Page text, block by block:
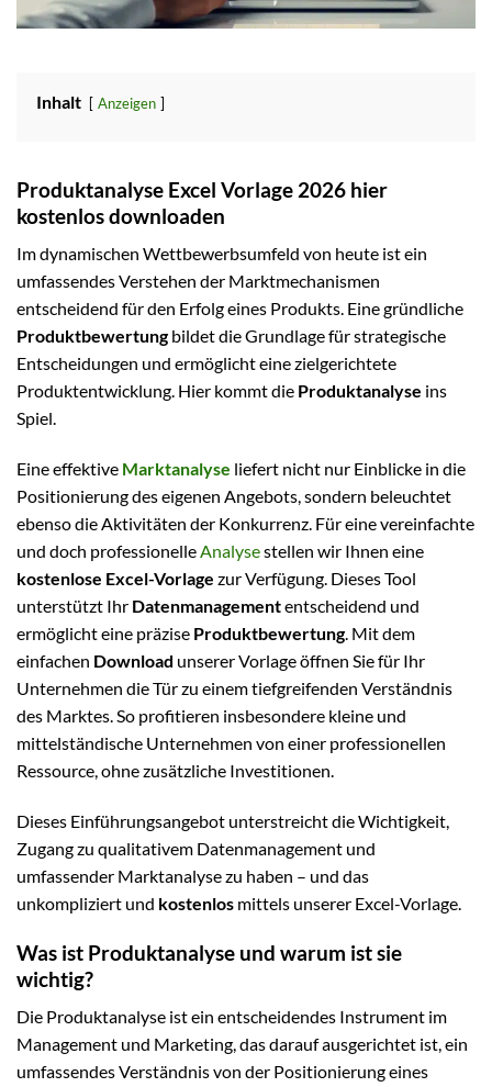
Inhalt Anzeigen
Produktanalyse Excel Vorlage 2026 hier
kostenlos downloaden
Im dynamischen Wettbewerbsumfeld von heute ist ein
umfassendes Verstehen der Marktmechanismen
entscheidend für den Erfolg eines Produkts. Eine gründliche
Produktbewertungbildet die Grundlage für strategische
Entscheidungen und ermöglicht eine zielgerichtete
Produktentwicklung. Hier kommt die Produktanalyse ins
Spiel.
Eine effektive Marktanalyse liefert nicht nur Einblicke in die
Positionierung des eigenen Angebots, sondern beleuchtet
ebenso die Aktivitäten der Konkurrenz. Für eine vereinfachte
und doch professionelleAnalysestellen wir Ihnen eine
kostenlose Excel-Vorlage zur Verfügung. Dieses Tool
unterstützt Ihr Datenmanagemententscheidend und
ermöglicht eine präzise Produktbewertung. Mit dem
einfachen Download unserer Vorlage öffnen Sie für Ihr
Unternehmen die Tür zu einem tiefgreifenden Verständnis
des Marktes. So profitieren insbesondere kleine und
mittelständische Unternehmen von einer professionellen
Ressource, ohne zusätzliche Investitionen.
Dieses Einführungsangebot unterstreicht die Wichtigkeit,
Zugang zu qualitativem Datenmanagement und
umfassender Marktanalyse zu haben – und das
unkompliziert und kostenlos mittels unserer Excel-Vorlage.
Was ist Produktanalyse und warum ist sie
wichtig?
Die Produktanalyse ist ein entscheidendes Instrument im
Management und Marketing, das darauf ausgerichtet ist, ein
umfassendes Verständnis von der Positionierung eines